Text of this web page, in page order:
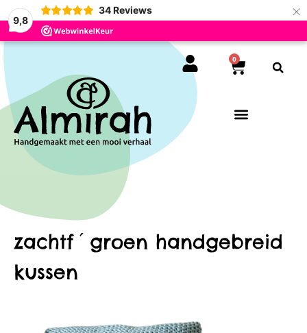
9,8
34 Reviews ×
0
zachtf´groen handgebreid
kussen